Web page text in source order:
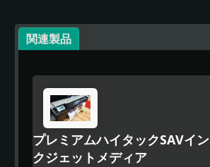
関連製品
プレミアムハイタックSAVイン
クジェットメディア